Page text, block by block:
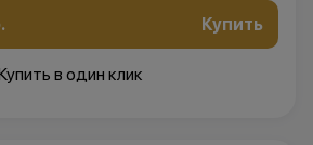
Купить
в один клик